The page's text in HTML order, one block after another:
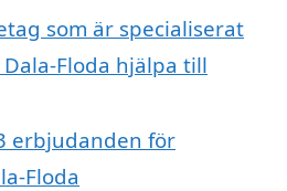
som är specialiserat
Floda hjälpa till
erbjudanden för
Floda